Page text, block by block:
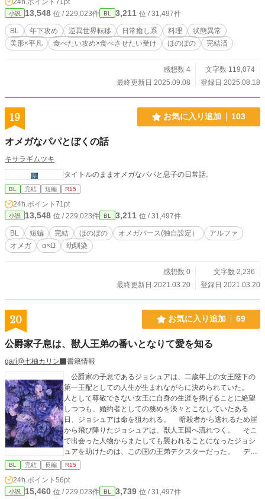
24h.ポイント 71pt
小説 13,548 位 / 229,023件 BL 3,211 位 / 31,497件
BL 年下攻め 逆異世界転移 日常癒し系 料理
状態異常
美形×平凡
食べたい攻め×食べさせたい受け ほのぼの 完結済
感想数 4
文字数 119,074
最終更新日 2025.09.08
登録日 2025.08.18
19 お気に入り追加 103
オメガなパパとぼくの話
キサラギムツキ
タイトルのままオメガなパパと息子の日常話。
BL 完結 短編 R15
24h.ポイント 71pt
小説 13,548 位 / 229,023件 BL 3,211 位 / 31,497件
BL 短編 完結 ほのぼの オメガバース(独自設定）
アルファ
オメガ
α×Ω 幼馴染
感想数 0
文字数 2,236
最終更新日 2021.03.20
登録日 2021.03.20
20 お気に入り追加 69
公爵家子息は、獣人王弟の番いとなりて愛を知る
gari@七柚カリン
書籍情報
公爵家の子息であるジョシュアは、二歳年上の女王陛下の
第一王配としての人生が生まれながらに決められていた。
人として尊敬できない女王に自身の生涯を捧げることに絶望
しつつも、婚約者としての務めを淡々とこなしていたある
日、ジョシュアは命を狙われる。 暗殺者から逃れるため崖
から飛び降りたジョシュアは、獣人王国へ流れつく。 そこ
で出会った人物からまたしても襲われることになったジョシ
ュアを助けたのは、この国の王弟デクスターだった。 デク
スターから聞かされたのは、ジョシュアの『匂い』が獣人た
ちを魅了する特異体質持ちであること。 自身の身を守る
ためデクスターからの提案を受け入れたジョシュアは、常に
彼と行動を共にすることになる。 過去の自分を捨てる決心
BL 完結 長編 R15
24h.ポイント 56pt
小説 15,460 位 / 229,023件 BL 3,739 位 / 31,497件